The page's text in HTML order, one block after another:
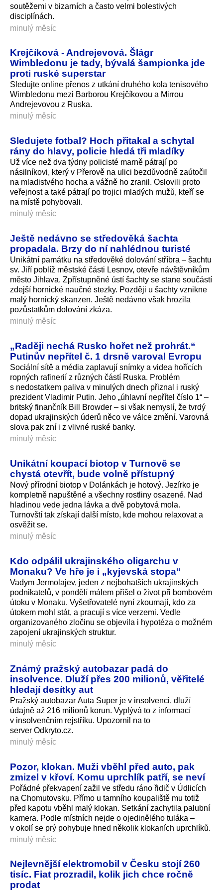
soutěžemi v bizarních a často velmi bolestivých
disciplínách.
minulý měsíc
Krejčíková - Andrejevová. Šlágr
Wimbledonu je tady, bývalá šampionka jde
proti ruské superstar
Sledujte online přenos z utkání druhého kola tenisového
Wimbledonu mezi Barborou Krejčíkovou a Mirrou
Andrejevovou z Ruska.
minulý měsíc
Sledujete fotbal? Hoch přitakal a schytal
rány do hlavy, policie hledá tři mladíky
Už více než dva týdny policisté marně pátrají po
násilníkovi, který v Přerově na ulici bezdůvodně zaútočil
na mladistvého hocha a vážně ho zranil. Oslovili proto
veřejnost a také pátrají po trojici mladých mužů, kteří se
na místě pohybovali.
minulý měsíc
Ještě nedávno se středověká šachta
propadala. Brzy do ní nahlédnou turisté
Unikátní památku na středověké dolování stříbra – šachtu
sv. Jiří poblíž městské části Lesnov, otevře návštěvníkům
město Jihlava. Zpřístupněné ústí šachty se stane součástí
zdejší hornické naučné stezky. Později u šachty vznikne
malý hornický skanzen. Ještě nedávno však hrozila
pozůstatkům dolování zkáza.
minulý měsíc
„Raději nechá Rusko hořet než prohrát.“
Putinův nepřítel č. 1 drsně varoval Evropu
Sociální sítě a média zaplavují snímky a videa hořících
ropných rafinerií z různých částí Ruska. Problém
s nedostatkem paliva v minulých dnech přiznal i ruský
prezident Vladimir Putin. Jeho „úhlavní nepřítel číslo 1“ –
britský finančník Bill Browder – si však nemyslí, že tvrdý
dopad ukrajinských úderů něco ve válce změní. Varovná
slova pak zní i z vlivné ruské banky.
minulý měsíc
Unikátní koupací biotop v Turnově se
chystá otevřít, bude volně přístupný
Nový přírodní biotop v Dolánkách je hotový. Jezírko je
kompletně napuštěné a všechny rostliny osazené. Nad
hladinou vede jedna lávka a dvě pobytová mola.
Turnovští tak získají další místo, kde mohou relaxovat a
osvěžit se.
minulý měsíc
Kdo odpálil ukrajinského oligarchu v
Monaku? Ve hře je i „kyjevská stopa“
Vadym Jermolajev, jeden z nejbohatších ukrajinských
podnikatelů, v pondělí málem přišel o život při bombovém
útoku v Monaku. Vyšetřovatelé nyní zkoumají, kdo za
útokem mohl stát, a pracují s více verzemi. Vedle
organizovaného zločinu se objevila i hypotéza o možném
zapojení ukrajinských struktur.
minulý měsíc
Známý pražský autobazar padá do
insolvence. Dluží přes 200 milionů, věřitelé
hledají desítky aut
Pražský autobazar Auta Su­per je v insolvenci, dluží
údajně až 216 milionů korun. Vyplývá to z informací
v insolvenčním rej­stříku. Upozornil na to
server Odkryto.cz.
minulý měsíc
Pozor, klokan. Muži vběhl před auto, pak
zmizel v křoví. Komu uprchlík patří, se neví
Pořádné překvapení zažil ve středu ráno řidič v Údlicích
na Chomutovsku. Přímo u tamního koupaliště mu totiž
před kapotu vběhl malý klokan. Setkání zachytila palubní
kamera. Podle místních nejde o ojedinělého tuláka –
v okolí se prý pohybuje hned několik klokaních uprchlíků.
minulý měsíc
Nejlevnější elektromobil v Česku stojí 260
tisíc. Fiat prozradil, kolik jich chce ročně
prodat